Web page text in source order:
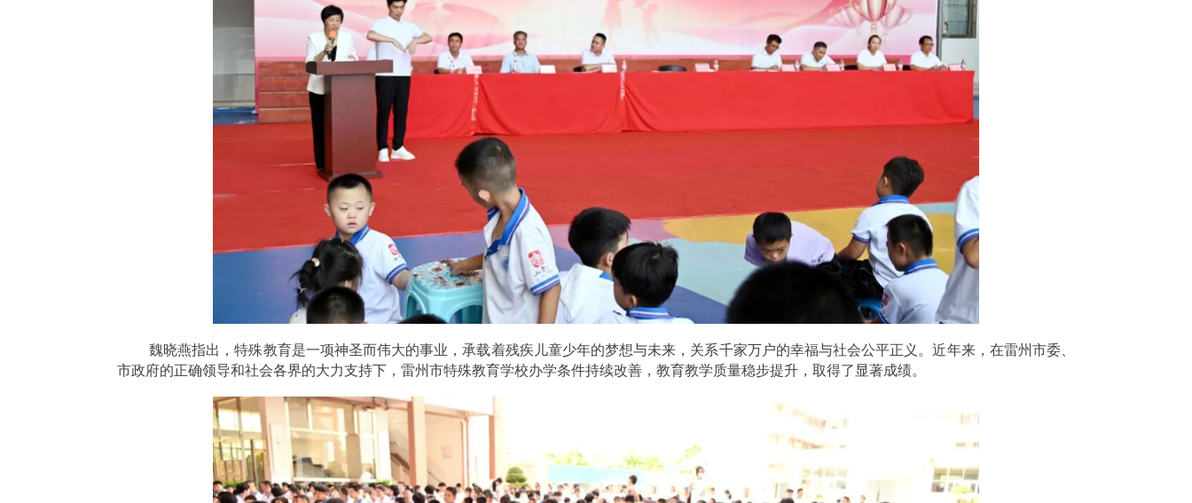
魏晓燕指出，特殊教育是一项神圣而伟大的事业，承载着残疾儿童少年的梦想与未来，关系千家万户的幸福与社会公平正义。近年来，在雷州市委、
市政府的正确领导和社会各界的大力支持下，雷州市特殊教育学校办学条件持续改善，教育教学质量稳步提升，取得了显著成绩。